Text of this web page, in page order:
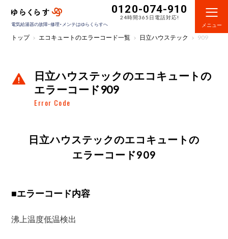
電気給湯器の故障・修理・メンテはゆらくらすへ
0120-074-910
24時間365日電話対応!
メニュー
トップ エコキュートのエラーコード一覧 日立ハウステック 909
日立ハウステックのエコキュートの
エラーコード909
Error Code
日立ハウステックのエコキュートの
エラーコード909
■エラーコード内容
沸上温度低温検出